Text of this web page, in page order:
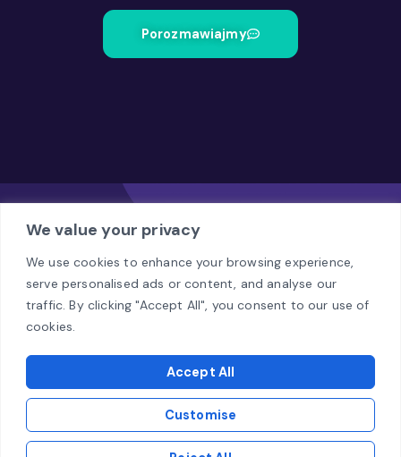
We value your privacy
We use cookies to enhance your browsing experience,
serve personalised ads or content, and analyse our
traffic. By clicking "Accept All", you consent to our use of
cookies.
Customise
Accept All
Porozmawiajmy
Biuro
Al. Jerozolimskie 94, Warszawa, 00-807
E-mail
biuro@omegacode.pl
© Omega Code Sp. z o.o.